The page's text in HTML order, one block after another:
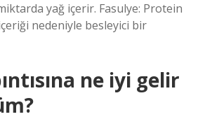
yağ içerir. Fasulye: Protein
nedeniyle besleyici bir
ne iyi gelir